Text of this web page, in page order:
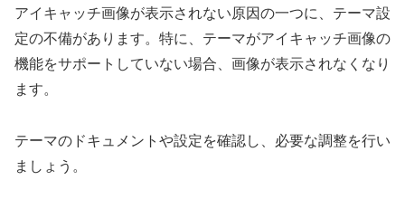
アイキャッチ画像が表示されない原因の一つに、テーマ設
定の不備があります。特に、テーマがアイキャッチ画像の
機能をサポートしていない場合、画像が表示されなくなり
ます。
テーマのドキュメントや設定を確認し、必要な調整を行い
ましょう。